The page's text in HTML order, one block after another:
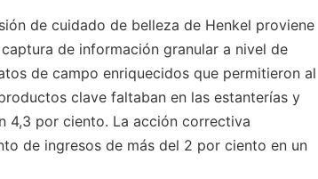
de cuidado de belleza de Henkel proviene
de información granular a nivel de
de campo enriquecidos que permitieron al
clave faltaban en las estanterías y
4,3 por ciento. La acción correctiva
de ingresos de más del 2 por ciento en un